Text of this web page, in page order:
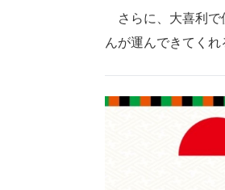
さらに、大喜利で
んが運んできてく